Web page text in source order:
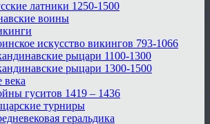
латники 1250-1500
воины
искусство викингов 793-1066
рыцари 1100-1300
рыцари 1300-1500
века
гуситов 1419 – 1436
турниры
геральдика